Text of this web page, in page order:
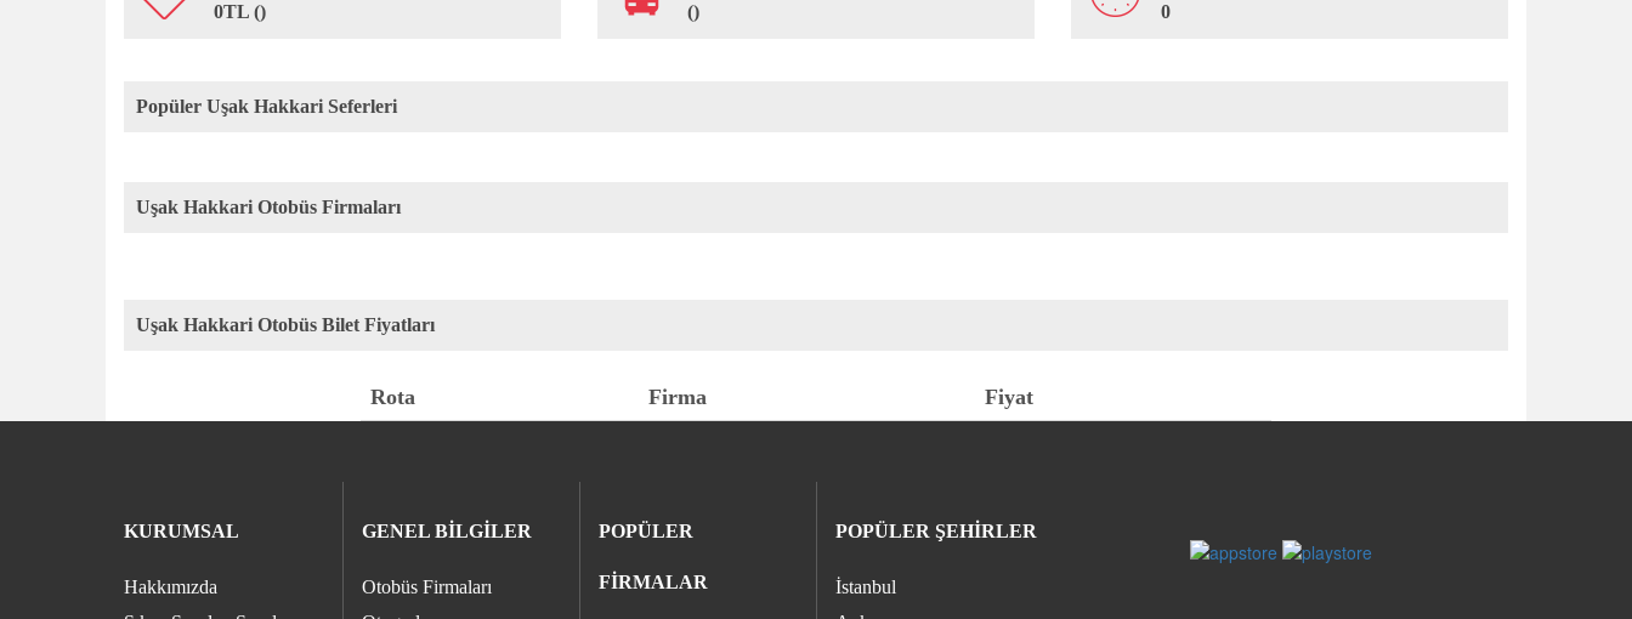
0TL () () 0
Popüler Uşak Hakkari Seferleri
Uşak Hakkari Otobüs Firmaları
Uşak Hakkari Otobüs Bilet Fiyatları
Rota Firma Fiyat
KURUMSAL
Hakkımızda
GENEL BİLGİLER
Otobüs Firmaları
POPÜLER
FİRMALAR
POPÜLER ŞEHİRLER
İstanbul